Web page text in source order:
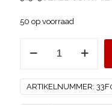
50 op voorraad
SC-
ARTIKELNUMMER: